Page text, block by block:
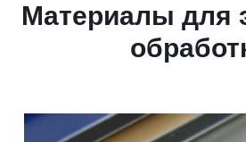
Материалы для